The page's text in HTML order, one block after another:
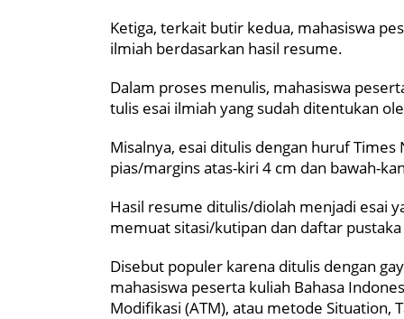
Ketiga, terkait butir kedua, mahasiswa
ilmiah berdasarkan hasil resume.
Dalam proses menulis, mahasiswa
tulis esai ilmiah yang sudah ditentukan
Misalnya, esai ditulis dengan huruf
pias/margins atas-kiri 4 cm dan bawah-
Hasil resume ditulis/diolah menjadi esai
memuat sitasi/kutipan dan daftar
Disebut populer karena ditulis dengan
mahasiswa peserta kuliah Bahasa
Modifikasi (ATM), atau metode Situation,